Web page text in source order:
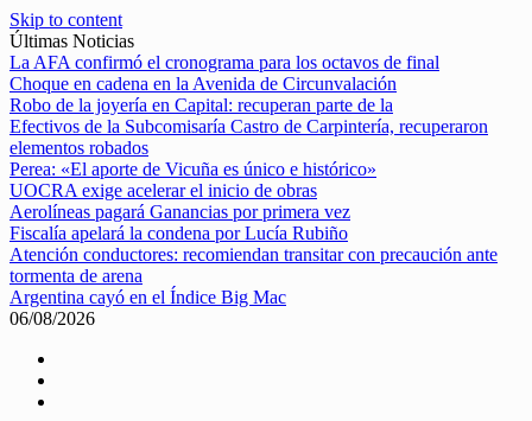
Skip to content
Últimas Noticias
La AFA confirmó el cronograma para los octavos de final
Choque en cadena en la Avenida de Circunvalación
Robo de la joyería en Capital: recuperan parte de la
Efectivos de la Subcomisaría Castro de Carpintería, recuperaron
elementos robados
Perea: «El aporte de Vicuña es único e histórico»
UOCRA exige acelerar el inicio de obras
Aerolíneas pagará Ganancias por primera vez
Fiscalía apelará la condena por Lucía Rubiño
Atención conductores: recomiendan transitar con precaución ante
tormenta de arena
Argentina cayó en el Índice Big Mac
06/08/2026